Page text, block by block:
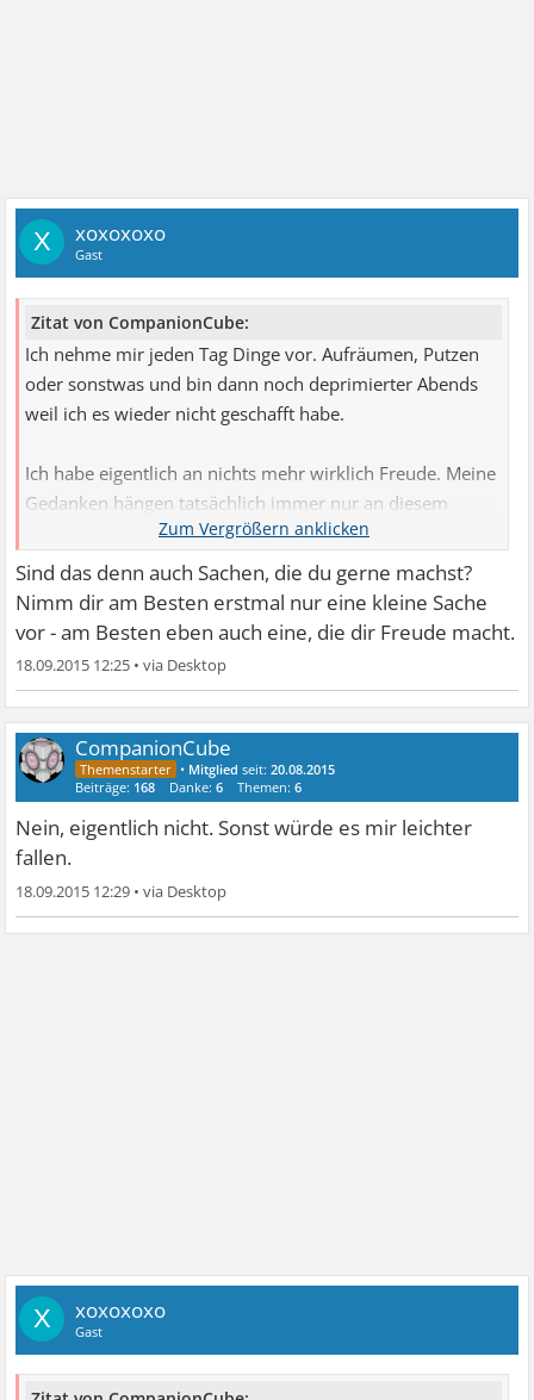
X xoxoxoxo
Gast
Zitat von CompanionCube:
Ich nehme mir jeden Tag Dinge vor. Aufräumen, Putzen
oder sonstwas und bin dann noch deprimierter Abends
weil ich es wieder nicht geschafft habe.
Ich habe eigentlich an nichts mehr wirklich Freude. Meine
Gedanken hängen tatsächlich immer nur an diesem
Thema und an anderen Problemen.
Sind das denn auch Sachen, die du gerne machst?
Nimm dir am Besten erstmal nur eine kleine Sache
vor - am Besten eben auch eine, die dir Freude macht.
18.09.2015 12:25 •
CompanionCube
• Mitglied seit:20.08.2015
Beiträge: 168 Danke:6 Themen:6
Nein, eigentlich nicht. Sonst würde es mir leichter
fallen.
18.09.2015 12:29 •
X xoxoxoxo
Gast